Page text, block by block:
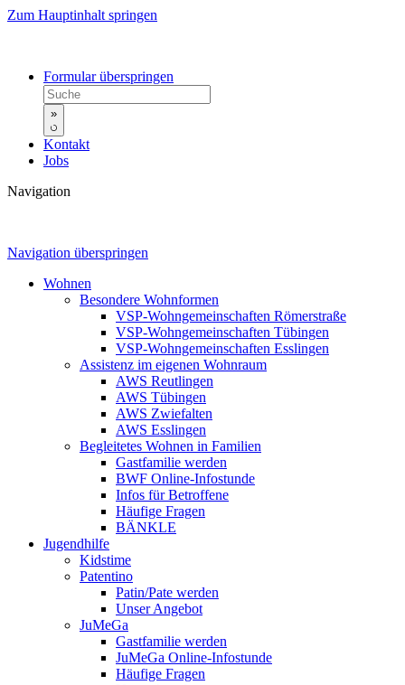
Zum Hauptinhalt springen
Formular überspringen
»
Kontakt
Jobs
Navigation
Navigation überspringen
Wohnen
Besondere Wohnformen
VSP-Wohngemeinschaften Römerstraße
VSP-Wohngemeinschaften Tübingen
VSP-Wohngemeinschaften Esslingen
Assistenz im eigenen Wohnraum
AWS Reutlingen
AWS Tübingen
AWS Zwiefalten
AWS Esslingen
Begleitetes Wohnen in Familien
Gastfamilie werden
BWF Online-Infostunde
Infos für Betroffene
Häufige Fragen
BÄNKLE
Jugendhilfe
Kidstime
Patentino
Patin/Pate werden
Unser Angebot
JuMeGa
Gastfamilie werden
JuMeGa Online-Infostunde
Häufige Fragen